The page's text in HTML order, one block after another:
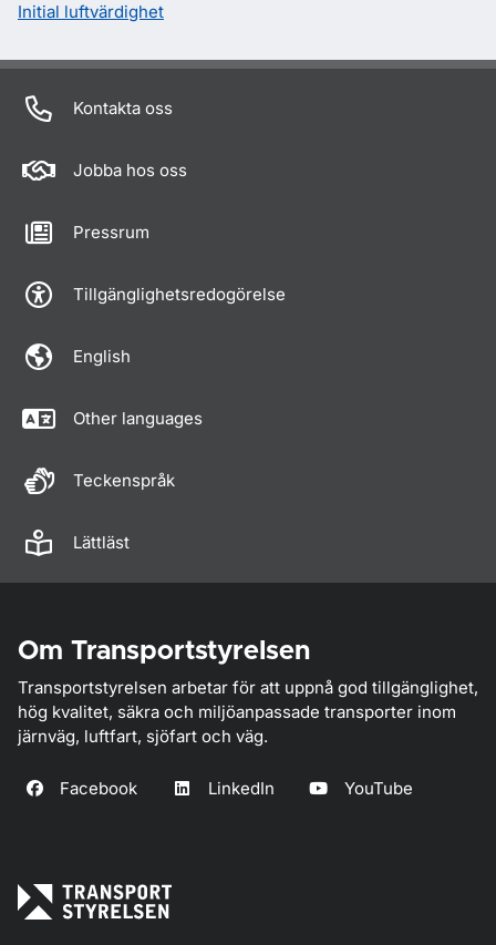
Initial luftvärdighet
Kontakta oss
Jobba hos oss
Pressrum
Tillgänglighetsredogörelse
English
Other languages
Teckenspråk
Lättläst
Om Transportstyrelsen
Transportstyrelsen arbetar för att uppnå god tillgänglighet,
hög kvalitet, säkra och miljöanpassade transporter inom
järnväg, luftfart, sjöfart och väg.
Facebook LinkedIn YouTube